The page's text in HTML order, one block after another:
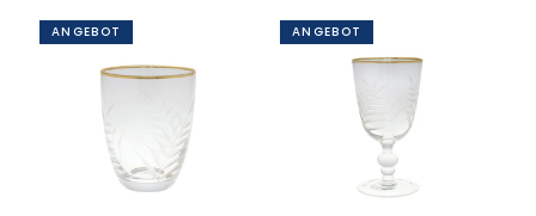
ANGEBOT ANGEBOT